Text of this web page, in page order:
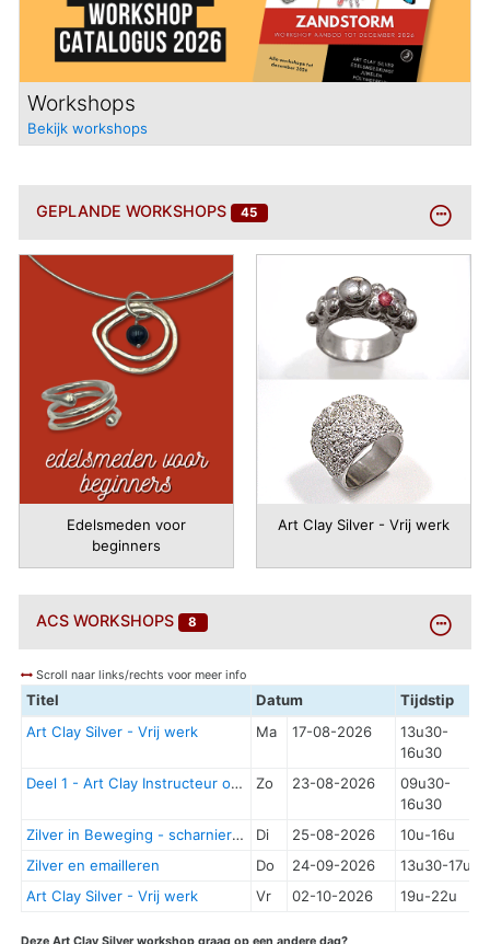
Workshops
Bekijk workshops
GEPLANDE WORKSHOPS 45
BEKIJK
MEER
Edelsmeden voor
beginners
Art Clay Silver - Vrij werk
ACS WORKSHOPS 8
BEKIJK
MEER
Scroll naar links/rechts voor meer info
Titel Datum Tijdstip
Art Clay Silver - Vrij werk
Ma 17-08-2026
13u30-
16u30
Deel 1 - Art Clay Instructeur opleiding - Supplement glas Zo 23-08-2026
09u30-
16u30
Zilver in Beweging - scharnier element Di 25-08-2026 10u-16u
Zilver en emailleren
Do 24-09-2026 13u30-17u
Art Clay Silver - Vrij werk
Vr 02-10-2026 19u-22u
Deze Art Clay Silver workshop graag op een andere dag?